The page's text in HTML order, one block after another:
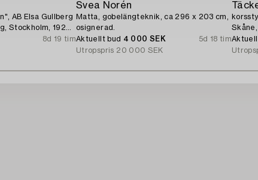
AB Elsa Gullberg
Stockholm, 1920-
8d 19 tim
Svea Norén
Matta, gobelängteknik, ca 296 x 203 cm,
osignerad.
Aktuellt bud 4 000 SEK
5d 18 tim
Utropspris 20 000 SEK